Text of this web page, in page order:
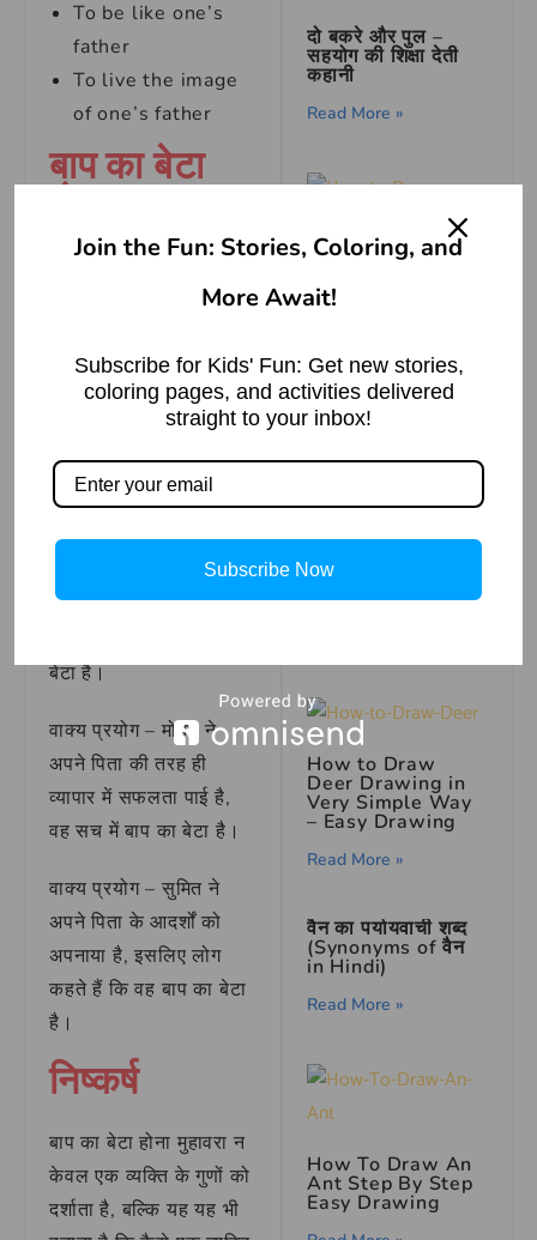
To be like one’s
father
To live the image
of one’s father
बाप का बेटा
होना Idioms
Meaning in
बाप का बेटा
होना मुहावरे का
वाक्य प्रयोग
वाक्य प्रयोग – जब भी कोई
मुश्किल आती है, राजेश हमेशा
अपने पिता की तरह ही
बेटा है।
वाक्य प्रयोग – मोहन ने
अपने पिता की तरह ही
व्यापार में सफलता पाई है,
वह सच में बाप का बेटा है।
वाक्य प्रयोग – सुमित ने
अपने पिता के आदर्शों को
अपनाया है, इसलिए लोग
कहते हैं कि वह बाप का बेटा
है।
निष्कर्ष
बाप का बेटा होना मुहावरा न
केवल एक व्यक्ति के गुणों को
दर्शाता है, बल्कि यह यह भी
दो बकरे और पुल –
सहयोग की शिक्षा देती
कहानी
Read More »
Suneo | Easy
Drawing
Friendship
Unveiled: The
Shepherd and the
Wild Goats
How to Draw
Deer Drawing in
Very Simple Way
– Easy Drawing
Read More »
वैन का पर्यायवाची शब्द
(Synonyms of वैन
in Hindi)
Read More »
How To Draw An
Ant Step By Step
Easy Drawing
Join the Fun: Stories, Coloring, and
More Await!
Subscribe for Kids' Fun: Get new stories,
coloring pages, and activities delivered
straight to your inbox!
Subscribe Now